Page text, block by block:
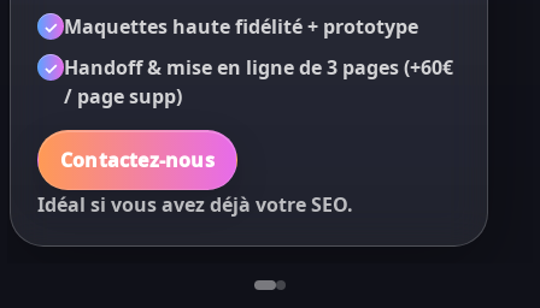
✓ Maquettes haute fidélité + prototype
✓ Handoff & mise en ligne de 3 pages (+60€
/ page supp)
Contactez-nous
Idéal si vous avez déjà votre SEO.